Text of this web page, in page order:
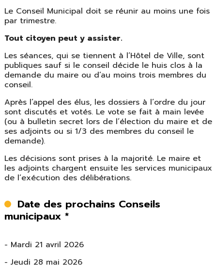
Le Conseil Municipal doit se réunir au moins une fois
par trimestre.
Tout citoyen peut y assister.
Les séances, qui se tiennent à l’Hôtel de Ville, sont
publiques sauf si le conseil décide le huis clos à la
demande du maire ou d’au moins trois membres du
conseil.
Après l’appel des élus, les dossiers à l’ordre du jour
sont discutés et votés. Le vote se fait à main levée
(ou à bulletin secret lors de l’élection du maire et de
ses adjoints ou si 1/3 des membres du conseil le
demande).
Les décisions sont prises à la majorité. Le maire et
les adjoints chargent ensuite les services municipaux
de l’exécution des délibérations.
Date des prochains Conseils
municipaux *
- Mardi 21 avril 2026
- Jeudi 28 mai 2026